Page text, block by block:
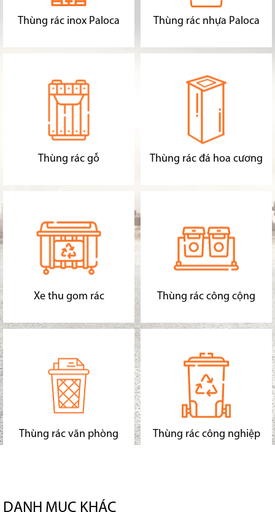
Thùng rác inox Paloca Thùng rác nhựa Paloca
Thùng rác gỗ Thùng rác đá hoa cương
Xe thu gom rác Thùng rác công cộng
Thùng rác văn phòng Thùng rác công nghiệp
DANH MỤC KHÁC